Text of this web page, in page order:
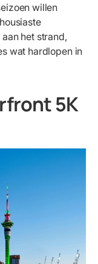
willen
het strand,
wat hardlopen in
5K